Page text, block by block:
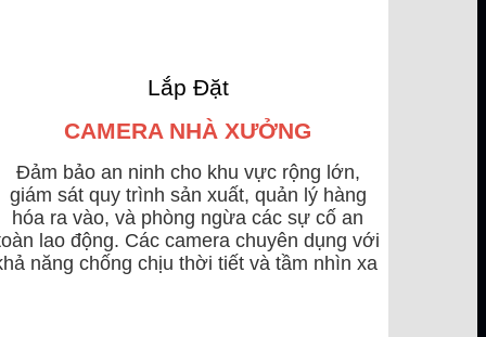
Lắp Đặt
CAMERA NHÀ XƯỞNG
Đảm bảo an ninh cho khu vực rộng lớn,
giám sát quy trình sản xuất, quản lý hàng
hóa ra vào, và phòng ngừa các sự cố an
lao động. Các camera chuyên dụng với
năng chống chịu thời tiết và tầm nhìn xa